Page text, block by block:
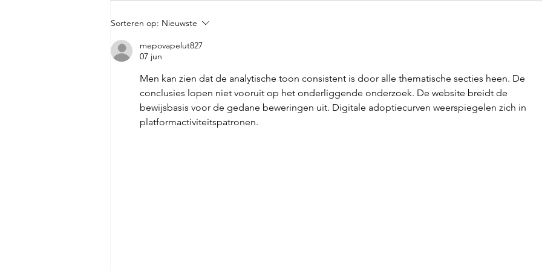
Don Giovanni 7 stelle Don Giovanni 4 stelle
Sorteren op: Nieuwste
mepovapelut827
07 jun
Men kan zien dat de analytische toon consistent is door alle thematische secties heen. De
conclusies lopen niet vooruit op het onderliggende onderzoek. De website breidt de
bewijsbasis voor de gedane beweringen uit. Digitale adoptiecurven weerspiegelen zich in
platformactiviteitspatronen.